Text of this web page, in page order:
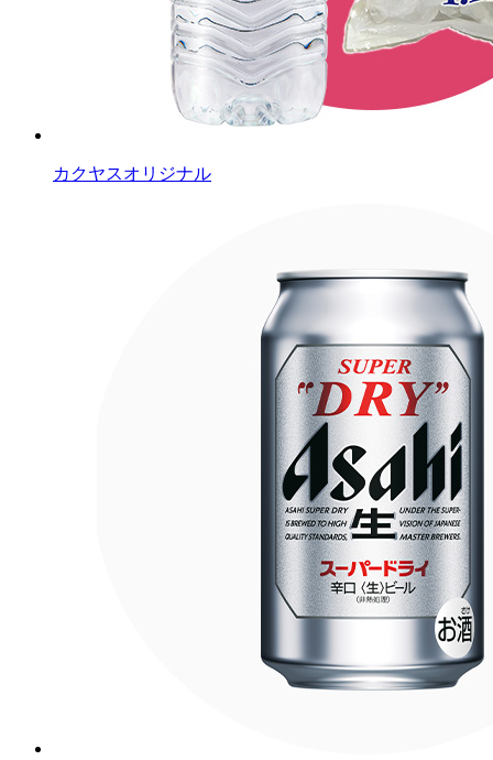
カクヤスオリジナル